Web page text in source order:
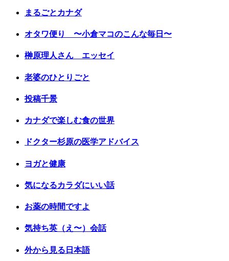
まるごとカナダ
オタワ便り 〜小倉マコのこんな毎日〜
榊原理人さん エッセイ
老婆のひとりごと
投稿千景
カナダで楽しむ食の世界
ドクター杉原の医学アドバイス
ヨガと健康
気になるカラダにいい話
お薬の時間ですよ
気持ち英（え〜）会話
外から見る日本語